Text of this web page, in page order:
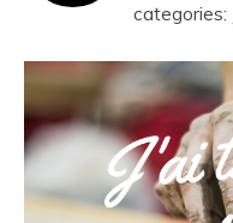
categories: